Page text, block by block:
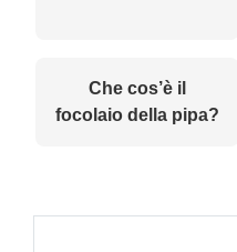
Che cos’è il
focolaio della pipa?